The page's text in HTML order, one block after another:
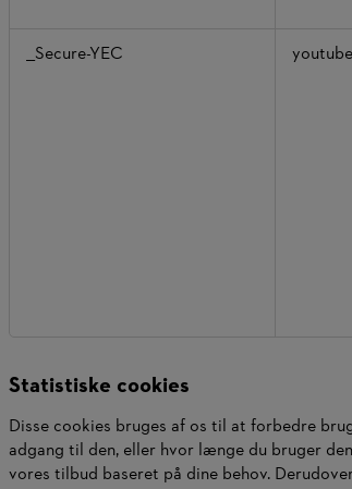
__Secure-YEC
Statistiske cookies
Disse cookies bruges af os til at forbedre
adgang til den, eller hvor længe du bruger
vores tilbud baseret på dine behov.